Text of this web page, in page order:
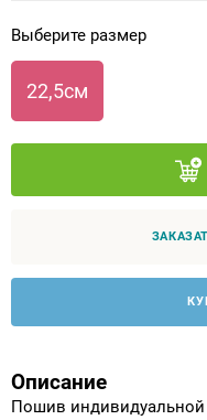
Выберите размер
22,5см
Описание
Пошив индивидуальной
Аппараты на суставы
Санитарные
инвалидов
Противопролежневые
ОПОРЫ,
Индивидуальное